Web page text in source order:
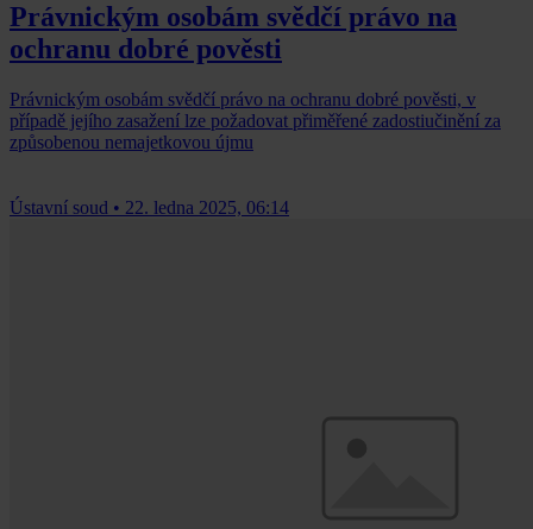
Právnickým osobám svědčí právo na
ochranu dobré pověsti
Právnickým osobám svědčí právo na ochranu dobré pověsti, v
případě jejího zasažení lze požadovat přiměřené zadostiučinění za
způsobenou nemajetkovou újmu
Ústavní soud • 22. ledna 2025, 06:14